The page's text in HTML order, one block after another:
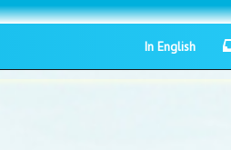
In English